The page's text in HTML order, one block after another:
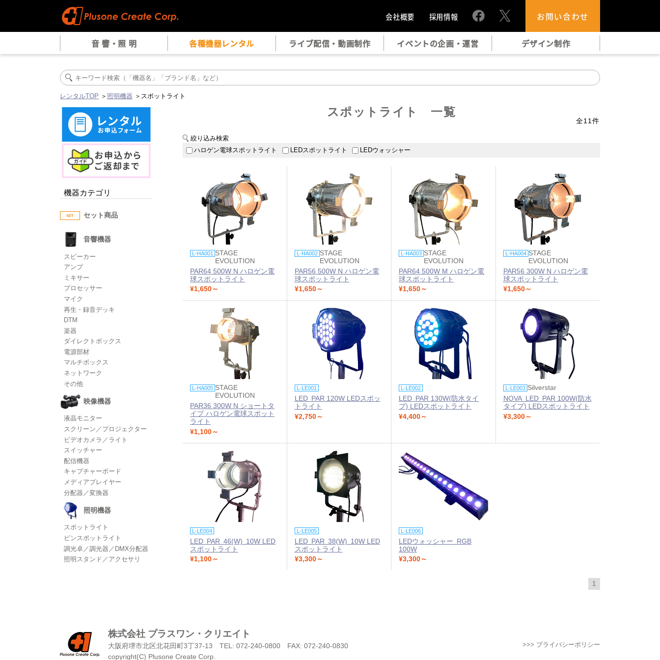
会社概要 採用情報 お問い合わせ
音 響・照 明 各種機器レンタル ライブ配信・動画制作 イベントの企画・運営 デザイン制作
レンタルTOP ＞ 照明機器 ＞スポットライト
機器カテゴリ
セット商品
音響機器
スピーカー
アンプ
ミキサー
プロセッサー
マイク
再生・録音デッキ
DTM
楽器
ダイレクトボックス
電源部材
マルチボックス
ネットワーク
その他
映像機器
液晶モニター
スクリーン／プロジェクター
ビデオカメラ／ライト
スイッチャー
配信機器
キャプチャーボード
メディアプレイヤー
分配器／変換器
照明機器
スポットライト
ピンスポットライト
調光卓／調光器／DMX分配器
照明スタンド／アクセサリ
スポットライト 一覧
全11件
絞り込み検索
ハロゲン電球スポットライト
LEDスポットライト LEDウォッシャー
L-HA001 STAGE
EVOLUTION
PAR64 500W N ハロゲン電
球スポットライト
¥1,650～
L-HA002 STAGE
EVOLUTION
PAR56 500W N ハロゲン電
球スポットライト
¥1,650～
L-HA003 STAGE
EVOLUTION
PAR64 500W M ハロゲン電
球スポットライト
¥1,650～
L-HA004 STAGE
EVOLUTION
PAR56 300W N ハロゲン電
球スポットライト
¥1,650～
L-HA005 STAGE
EVOLUTION
PAR36 300W N ショートタ
イプ ハロゲン電球スポット
ライト
¥1,100～
L-LE001
LED PAR 120W LEDスポッ
トライト
¥2,750～
L-LE002
LED PAR 130W(防水タイ
プ) LEDスポットライト
¥4,400～
L-LE003 Silverstar
NOVA LED PAR 100W(防水
タイプ) LEDスポットライト
¥3,300～
L-LE004
LED PAR 46(W) 10W LED
スポットライト
¥1,100～
L-LE005
LED PAR 38(W) 10W LED
スポットライト
¥3,300～
L-LE006
LEDウォッシャー RGB
100W
¥3,300～
1
株式会社 プラスワン・クリエイト
大阪府堺市北区北花田町3丁37-13 TEL: 072-240-0800 FAX: 072-240-0830
copyright(C) Plusone Create Corp.
>>> プライバシーポリシー